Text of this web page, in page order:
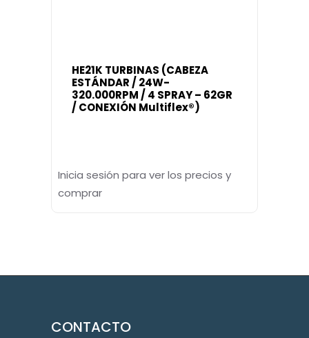
HE21K TURBINAS (CABEZA
ESTÁNDAR / 24W-
320.000RPM / 4 SPRAY – 62GR
/ CONEXIÓN Multiflex®)
Inicia sesión para ver los precios y
comprar
CONTACTO